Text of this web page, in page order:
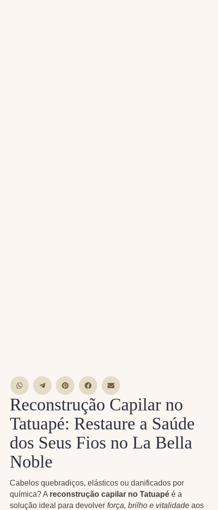
Reconstrução Capilar no
Tatuapé: Restaure a Saúde
dos Seus Fios no La Bella
Noble
Cabelos quebradiços, elásticos ou danificados por
química? A reconstrução capilar no Tatuapé é a
solução ideal para devolver força, brilho e vitalidade aos